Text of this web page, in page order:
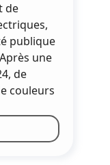
de
publique
une
de
couleurs